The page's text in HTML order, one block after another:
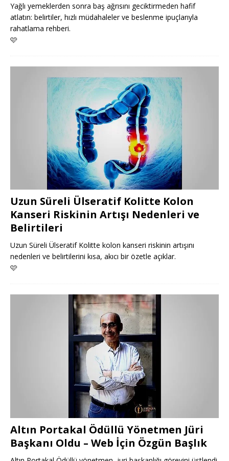
Yağlı yemeklerden sonra baş ağrısını geciktirmeden hafif
atlatın: belirtiler, hızlı müdahaleler ve beslenme ipuçlarıyla
rahatlama rehberi.
🩷
Uzun Süreli Ülseratif Kolitte Kolon
Kanseri Riskinin Artışı Nedenleri ve
Belirtileri
Uzun Süreli Ülseratif Kolitte kolon kanseri riskinin artışını
nedenleri ve belirtilerini kısa, akıcı bir özetle açıklar.
🩷
Altın Portakal Ödüllü Yönetmen Jüri
Başkanı Oldu – Web İçin Özgün Başlık